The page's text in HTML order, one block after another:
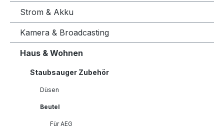
Strom & Akku
Kamera & Broadcasting
Haus & Wohnen
Staubsauger Zubehör
Düsen
Beutel
Für AEG